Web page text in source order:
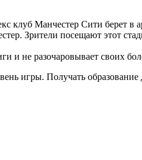
Манчестер Сити берет в
Зрители посещают этот
и не разочаровывает своих
игры. Получать